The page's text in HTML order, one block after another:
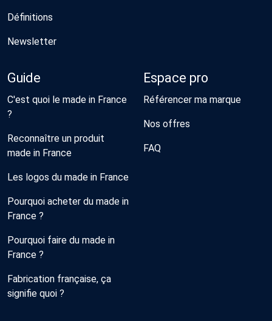
Définitions
Newsletter
Guide
C'est quoi le made in France
?
Reconnaître un produit
made in France
Les logos du made in France
Pourquoi acheter du made in
France ?
Pourquoi faire du made in
France ?
Fabrication française, ça
signifie quoi ?
Espace pro
Référencer ma marque
Nos offres
FAQ